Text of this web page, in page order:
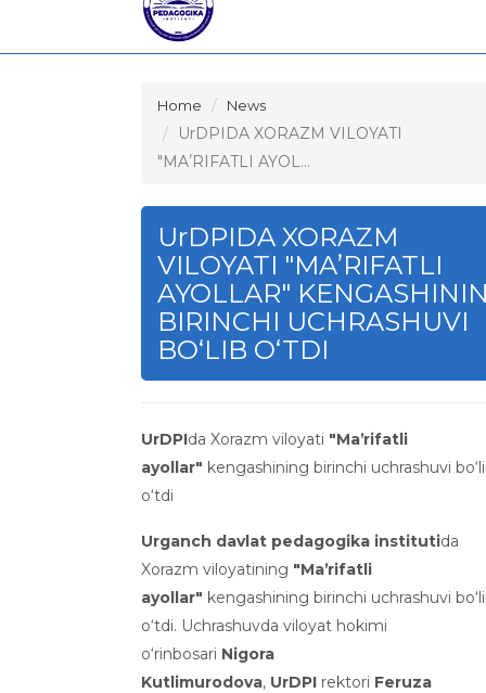
Home News
UrDPIDA XORAZM VILOYATI
"MAʼRIFATLI AYOL...
UrDPIDA XORAZM
VILOYATI "MAʼRIFATLI
AYOLLAR"
BIRINCHI UCHRASHUVI
BO‘LIB O‘TDI
UrDPIda Xorazm viloyati "Maʼrifatli
ayollar" kengashining birinchi uchrashuvi
o‘tdi
Urganch davlat pedagogika institutida
Xorazm viloyatining "Maʼrifatli
ayollar" kengashining birinchi uchrashuvi
o‘tdi. Uchrashuvda viloyat hokimi
o‘rinbosari Nigora
Kutlimurodova, UrDPI rektori Feruza